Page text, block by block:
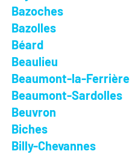
Bazoches
Bazolles
Béard
Beaulieu
Beaumont-la-Ferrière
Beaumont-Sardolles
Beuvron
Biches
Billy-Chevannes